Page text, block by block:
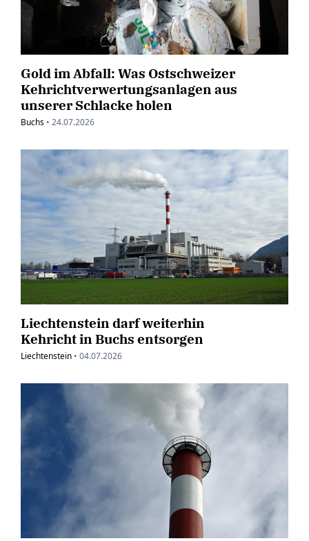
Gold im Abfall: Was Ostschweizer
Kehrichtverwertungsanlagen aus
unserer Schlacke holen
Buchs • 24.07.2026
Liechtenstein darf weiterhin
Kehricht in Buchs entsorgen
Liechtenstein • 04.07.2026